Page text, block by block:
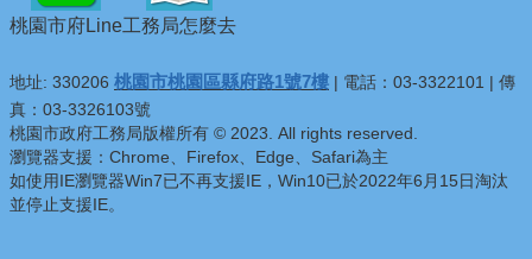
桃園市府Line工務局怎麼去
地址: 330206 桃園市桃園區縣府路1號7樓 | 電話：03-3322101 | 傳
真：03-3326103號
桃園市政府工務局版權所有 © 2023. All rights reserved.
瀏覽器支援：Chrome、Firefox、Edge、Safari為主
如使用IE瀏覽器Win7已不再支援IE，Win10已於2022年6月15日淘汰
並停止支援IE。